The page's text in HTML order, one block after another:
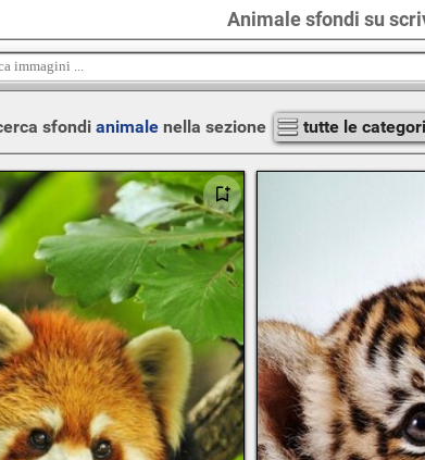
Animale sfondi su
sfondi animalenella sezione tutte le